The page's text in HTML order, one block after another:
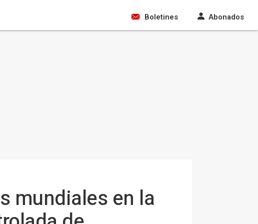
Boletines Abonados
mundiales en la